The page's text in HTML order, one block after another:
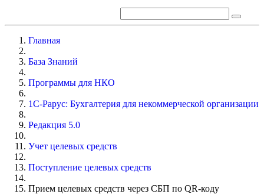
Главная
База Знаний
Программы для НКО
1С-Рарус: Бухгалтерия для некоммерческой организации
Редакция 5.0
Учет целевых средств
Поступление целевых средств
Прием целевых средств через СБП по QR-коду